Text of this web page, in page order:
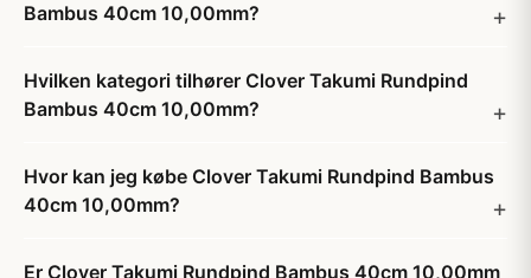
Bambus 40cm 10,00mm?
Hvilken kategori tilhører Clover Takumi Rundpind
Bambus 40cm 10,00mm?
Hvor kan jeg købe Clover Takumi Rundpind Bambus
40cm 10,00mm?
Er Clover Takumi Rundpind Bambus 40cm 10,00mm